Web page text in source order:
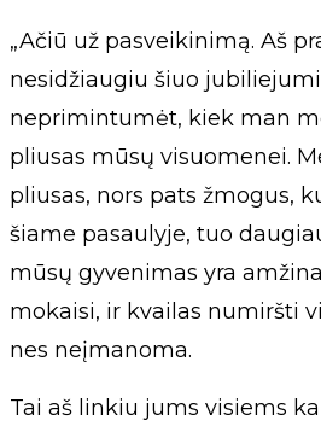
„Ačiū už pasveikinimą. Aš
nesidžiaugiu šiuo
neprimintumėt, kiek man
pliusas mūsų visuomenei.
pliusas, nors pats žmogus,
šiame pasaulyje, tuo
mūsų gyvenimas yra
mokaisi, ir kvailas numiršti
nes neįmanoma.
Tai aš linkiu jums visiems